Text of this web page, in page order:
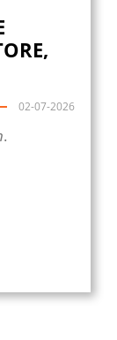
02-07-2026
.